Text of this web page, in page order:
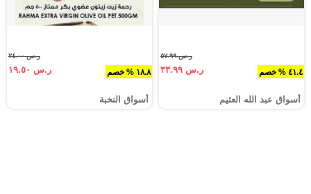
٤١.٤ % خصم
ر.س ٥٧.٩٩
ر.س ٣٣.٩٩
أسواق عبد الله العثيم
١٨.٨ % خصم
ر.س ٢٤.٠٠
ر.س ١٩.٥٠
أسواق النخبة